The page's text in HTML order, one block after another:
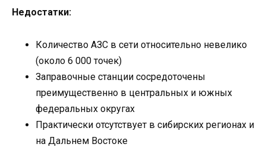
Недостатки:
Количество АЗС в сети относительно невелико
(около 6 000 точек)
Заправочные станции сосредоточены
преимущественно в центральных и южных
федеральных округах
Практически отсутствует в сибирских регионах и
на Дальнем Востоке